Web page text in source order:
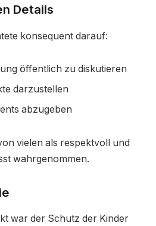
Details
konsequent darauf:
öffentlich zu diskutieren
darzustellen
abzugeben
vielen als respektvoll und
wahrgenommen.
war der Schutz der Kinder